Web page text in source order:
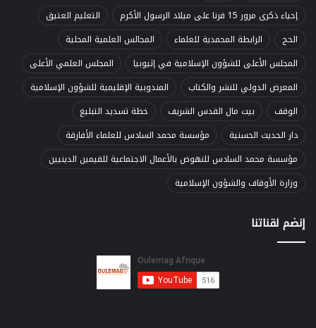
إحياء ذكرى مرور 15 قرنا على ميلاد الرسول الأكرم
التعليم العتيق
الحج
الرابطة المحمدية للعلماء
المجالس العلمية المحلية
المجلس الأعلى للشؤون الإسلامية في إثيوبيا
المجلس العلمي الأعلى
المعرض الدولي للنشر والكتاب
المندوبية الإقليمية للشؤون الإسلامية
الوقف
بيت مال القدس الشريف
خطة تسديد التبليغ
دار الحديث الحسنية
مؤسسة محمد السادس للعلماء الأفارقة
مؤسسة محمد السادس للنهوض بالأعمال الاجتماعية للقيمين الدينيين
وزارة الأوقاف والشؤون الإسلامية
إنضم لقناتنا